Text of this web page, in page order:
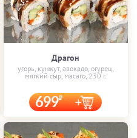
Драгон
угорь, кунжут, авокадо, огурец,
мягкий сыр, масаго, 230 г.
699